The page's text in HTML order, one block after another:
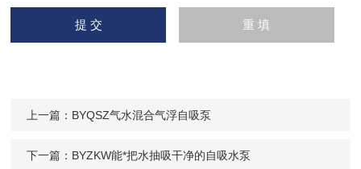
上一篇： BYQSZ气水混合气浮自吸泵
下一篇： BYZKW能*把水抽吸干净的自吸水泵